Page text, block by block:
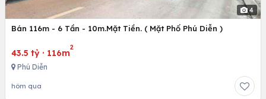
4
Bán 116m - 6 Tần - 10m.Mặt Tiền. ( Mặt Phố Phú Diễn )
43.5 tỷ · 116m
2
Phú Diễn
hôm qua